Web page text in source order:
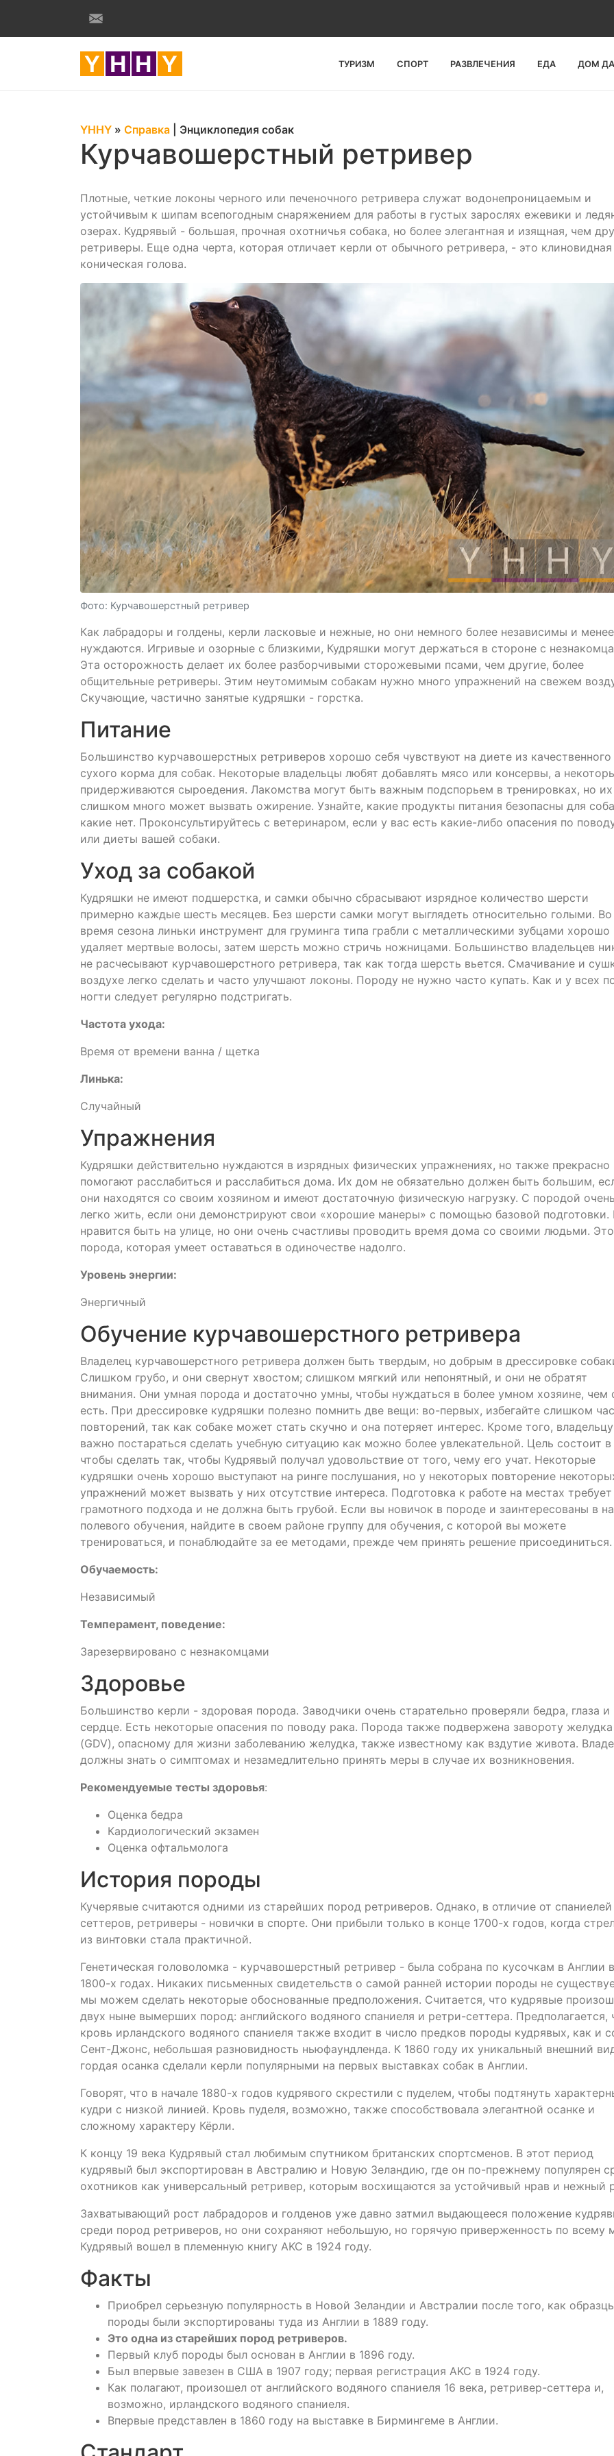
ТУРИЗМ СПОРТ РАЗВЛЕЧЕНИЯ ЕДА ДОМ
YHHY » Справка Энциклопедия собак
Курчавошерстный ретривер
Плотные, четкие локоны черного или печеночного ретривера служат водонепроницаемым и
устойчивым к шипам всепогодным снаряжением для работы в густых зарослях ежевики и
озерах. Кудрявый - большая, прочная охотничья собака, но более элегантная и изящная, чем
ретриверы. Еще одна черта, которая отличает керли от обычного ретривера, - это клиновидная
коническая голова.
Фото: Курчавошерстный ретривер
Как лабрадоры и голдены, керли ласковые и нежные, но они немного более независимы и менее
нуждаются. Игривые и озорные с близкими, Кудряшки могут держаться в стороне с
Эта осторожность делает их более разборчивыми сторожевыми псами, чем другие, более
общительные ретриверы. Этим неутомимым собакам нужно много упражнений на свежем
Скучающие, частично занятые кудряшки - горстка.
Питание
Большинство курчавошерстных ретриверов хорошо себя чувствуют на диете из качественного
сухого корма для собак. Некоторые владельцы любят добавлять мясо или консервы, а
придерживаются сыроедения. Лакомства могут быть важным подспорьем в тренировках, но их
слишком много может вызвать ожирение. Узнайте, какие продукты питания безопасны для
какие нет. Проконсультируйтесь с ветеринаром, если у вас есть какие-либо опасения по
или диеты вашей собаки.
Уход за собакой
Кудряшки не имеют подшерстка, и самки обычно сбрасывают изрядное количество шерсти
примерно каждые шесть месяцев. Без шерсти самки могут выглядеть относительно голыми. Во
время сезона линьки инструмент для груминга типа грабли с металлическими зубцами хорошо
удаляет мертвые волосы, затем шерсть можно стричь ножницами. Большинство владельцев
не расчесывают курчавошерстного ретривера, так как тогда шерсть вьется. Смачивание и
воздухе легко сделать и часто улучшают локоны. Породу не нужно часто купать. Как и у всех
ногти следует регулярно подстригать.
Частота ухода:
Время от времени ванна / щетка
Линька:
Случайный
Упражнения
Кудряшки действительно нуждаются в изрядных физических упражнениях, но также прекрасно
помогают расслабиться и расслабиться дома. Их дом не обязательно должен быть большим,
они находятся со своим хозяином и имеют достаточную физическую нагрузку. С породой очень
легко жить, если они демонстрируют свои «хорошие манеры» с помощью базовой
нравится быть на улице, но они очень счастливы проводить время дома со своими людьми.
порода, которая умеет оставаться в одиночестве надолго.
Уровень энергии:
Энергичный
Обучение курчавошерстного ретривера
Владелец курчавошерстного ретривера должен быть твердым, но добрым в дрессировке
Слишком грубо, и они свернут хвостом; слишком мягкий или непонятный, и они не обратят
внимания. Они умная порода и достаточно умны, чтобы нуждаться в более умном хозяине, чем
есть. При дрессировке кудряшки полезно помнить две вещи: во-первых, избегайте слишком
повторений, так как собаке может стать скучно и она потеряет интерес. Кроме того, владельцу
важно постараться сделать учебную ситуацию как можно более увлекательной. Цель состоит
чтобы сделать так, чтобы Кудрявый получал удовольствие от того, чему его учат. Некоторые
кудряшки очень хорошо выступают на ринге послушания, но у некоторых повторение
упражнений может вызвать у них отсутствие интереса. Подготовка к работе на местах требует
грамотного подхода и не должна быть грубой. Если вы новичок в породе и заинтересованы в
полевого обучения, найдите в своем районе группу для обучения, с которой вы можете
тренироваться, и понаблюдайте за ее методами, прежде чем принять решение присоединиться.
Обучаемость:
Независимый
Темперамент, поведение:
Зарезервировано с незнакомцами
Здоровье
Большинство керли - здоровая порода. Заводчики очень старательно проверяли бедра, глаза и
сердце. Есть некоторые опасения по поводу рака. Порода также подвержена завороту желудка
(GDV), опасному для жизни заболеванию желудка, также известному как вздутие живота.
должны знать о симптомах и незамедлительно принять меры в случае их возникновения.
Рекомендуемые тесты здоровья:
Оценка бедра
Кардиологический экзамен
Оценка офтальмолога
История породы
Кучерявые считаются одними из старейших пород ретриверов. Однако, в отличие от
сеттеров, ретриверы - новички в спорте. Они прибыли только в конце 1700-х годов, когда
из винтовки стала практичной.
Генетическая головоломка - курчавошерстный ретривер - была собрана по кусочкам в Англии в
1800-х годах. Никаких письменных свидетельств о самой ранней истории породы не
мы можем сделать некоторые обоснованные предположения. Считается, что кудрявые
двух ныне вымерших пород: английского водяного спаниеля и ретри-сеттера. Предполагается,
кровь ирландского водяного спаниеля также входит в число предков породы кудрявых, как и
Сент-Джонс, небольшая разновидность ньюфаундленда. К 1860 году их уникальный внешний
гордая осанка сделали керли популярными на первых выставках собак в Англии.
Говорят, что в начале 1880-х годов кудрявого скрестили с пуделем, чтобы подтянуть
кудри с низкой линией. Кровь пуделя, возможно, также способствовала элегантной осанке и
сложному характеру Кёрли.
К концу 19 века Кудрявый стал любимым спутником британских спортсменов. В этот период
кудрявый был экспортирован в Австралию и Новую Зеландию, где он по-прежнему популярен
охотников как универсальный ретривер, которым восхищаются за устойчивый нрав и нежный
Захватывающий рост лабрадоров и голденов уже давно затмил выдающееся положение
среди пород ретриверов, но они сохраняют небольшую, но горячую приверженность по всему
Кудрявый вошел в племенную книгу AKC в 1924 году.
Факты
Приобрел серьезную популярность в Новой Зеландии и Австралии после того, как
породы были экспортированы туда из Англии в 1889 году.
Это одна из старейших пород ретриверов.
Первый клуб породы был основан в Англии в 1896 году.
Был впервые завезен в США в 1907 году; первая регистрация AKC в 1924 году.
Как полагают, произошел от английского водяного спаниеля 16 века, ретривер-сеттера и,
возможно, ирландского водяного спаниеля.
Впервые представлен в 1860 году на выставке в Бирмингеме в Англии.